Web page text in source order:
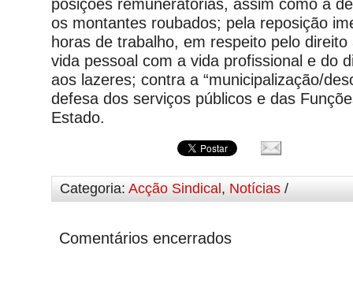
posições remuneratórias, assim como a
os montantes roubados; pela reposição
horas de trabalho, em respeito pelo
vida pessoal com a vida profissional e do
aos lazeres; contra a “municipalização/
defesa dos serviços públicos e das
Estado.
Categoria: Acção Sindical , Notícias /
Comentários encerrados